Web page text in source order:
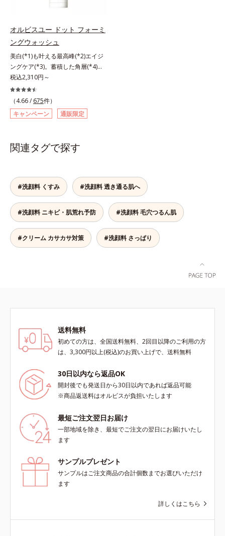
オルビスユー ドット フォーミ
ングウォッシュ
美白(*1)も叶える最高峰(*2)エイジ
ングケア(*3)。蓄積した角層(*4)を
絡めとりくすみ(*5)を晴らす高密着
マイルドピーリング(*6)洗顔料。ハ
リも透明感(*7)も結果主義。年齢サ
イン(*8)の因子に着目した肌科学エ
イジングケア(*3)シリーズ。オルビ
はなく、肌で起きていることの根本
ろ、弾力感のない状態である「ハリ
のなさ」や、くすみ(*5)などが現れ
ている状態である「透明感のなさ」
が、大人の肌印象に大きな影響を与
えていることがわかりました。そこ
でオルビスユー ドットシリーズは
美容成分(*9)として「G.D.F.アクテ
(*11)」を配合することで、肌のふ
ケアしながら多角的なエイジングケ
アが叶うシリーズに。3ステップで
上向き(*12)のハリと透明感を。効
イジングケアを応援します。*1 メ
ラニンの生成を抑え、シミ・ソバカ
スを防ぐ（ウォッシュを除く）*2
湿力*3 年齢に応じたお手入れのこ
と*4 剥がれずに肌に蓄積した古い
角層*5 乾燥による*6 洗浄によ
*8 乾燥、ハリ・ツヤのなさ*9
保湿成分*10 ロニセラカエルレア
果汁、ノバラエキス配合＝うるおい
を与えハリと透明感に満ちた肌へ導
のすみずみまで水分・油分を保ち、
税込2,310円～
（4.66 / 675件）
キャンペーン
通販限定
関連タグで探す
#洗顔料 くすみ #洗顔料 透き通る肌へ
#洗顔料 ニキビ・肌荒れ予防 #洗顔料 毛穴つるん肌
#クリーム カサカサ対策 #洗顔料 さっぱり
送料無料
初めての方は、全国送料無料、2回目以降のご利用の方
は、3,300円以上(税込)のお買い上げで、送料無料
30日以内なら返品OK
開封後でも発送日から30日以内であれば返品可能
※商品返送料はオルビスが負担いたします
最短ご注文翌日お届け
一部地域を除き、最短でご注文の翌日にお届けいたし
ます
サンプルプレゼント
サンプルはご注文商品の合計個数までお選びいただけ
ます
詳しくはこちら